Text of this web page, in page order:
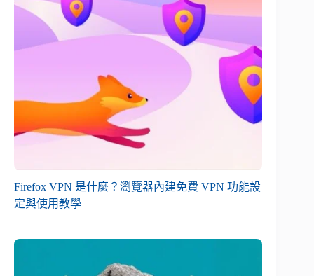
Firefox VPN 是什麼？瀏覽器內建免費 VPN 功能設
定與使用教學